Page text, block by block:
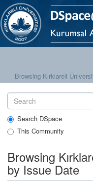
Browsing Kırklareli
Search DSpace
This Community
Browsing
by Issue Date